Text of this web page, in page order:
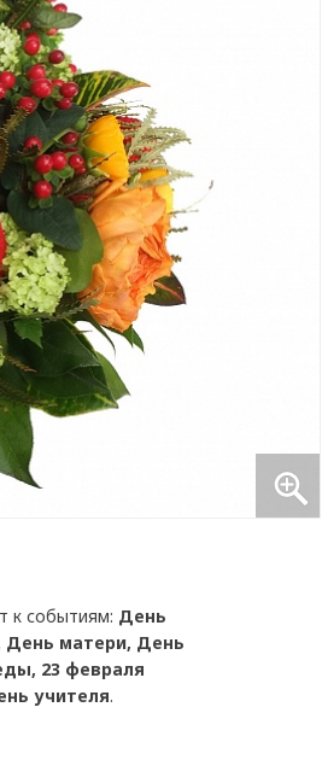
к событиям: День
День матери, День
23 февраля
учителя.